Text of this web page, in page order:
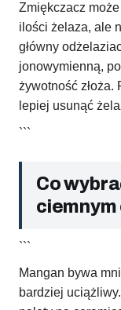
Zmiękczacz
ilości żelaza, ale
główny
jonowymienną,
żywotność złoża.
lepiej usunąć
```
Co
```
Mangan bywa
bardziej